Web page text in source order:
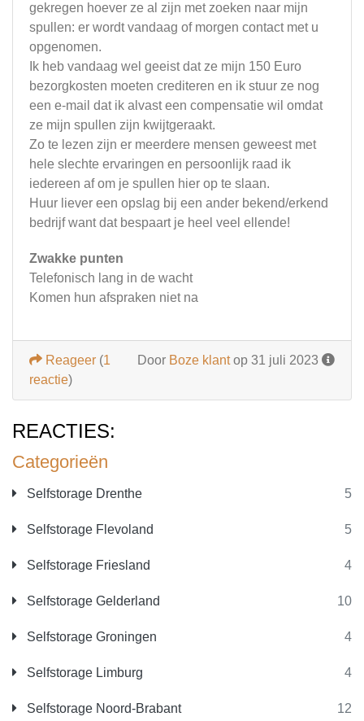
Categorieën
Selfstorage Drenthe 5
Selfstorage Flevoland 5
Selfstorage Friesland 4
Selfstorage Gelderland 10
Selfstorage Groningen 4
Selfstorage Limburg 4
Selfstorage Noord-Brabant 12
gekregen hoever ze al zijn met zoeken naar mijn
spullen: er wordt vandaag of morgen contact met u
opgenomen.
Ik heb vandaag wel geeist dat ze mijn 150 Euro
bezorgkosten moeten crediteren en ik stuur ze nog
een e-mail dat ik alvast een compensatie wil omdat
ze mijn spullen zijn kwijtgeraakt.
Zo te lezen zijn er meerdere mensen geweest met
hele slechte ervaringen en persoonlijk raad ik
iedereen af om je spullen hier op te slaan.
Huur liever een opslag bij een ander bekend/erkend
bedrijf want dat bespaart je heel veel ellende!
Zwakke punten
Telefonisch lang in de wacht
Komen hun afspraken niet na
Door Boze klantop 31 juli 2023
Reageer (1
reactie)
REACTIES: